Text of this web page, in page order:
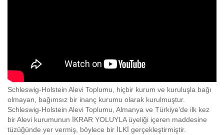
Schleswig-Holstein Alevi Toplumu, hiçbir kurum ve kuruluşla bağı
olmayan, bağımsız bir inanç kurumu olarak kurulmuştur.
Schleswig-Holstein Alevi Toplumu, Almanya ve Türkiye’de ilk kez
bir Alevi kurumunun İKRAR YOLUYLA üyeliği içeren maddesine
tüzüğünde yer vermiş, böylece bir İLKİ gerçekleştirmiştir.